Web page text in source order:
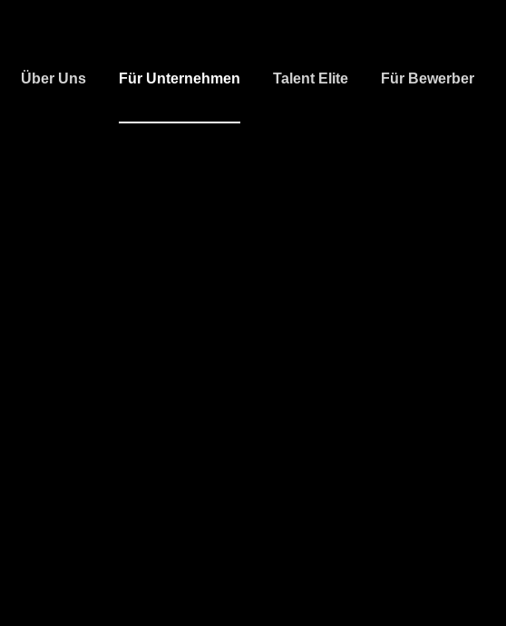
Über Uns Für Unternehmen Talent Elite Für Bewerber